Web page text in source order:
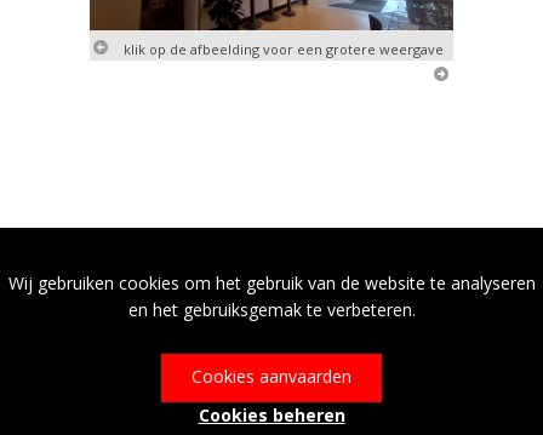
Wij gebruiken cookies om het gebruik van de website te analyseren
en het gebruiksgemak te verbeteren.
Cookies aanvaarden
Cookies beheren
klik op de afbeelding voor een grotere weergave